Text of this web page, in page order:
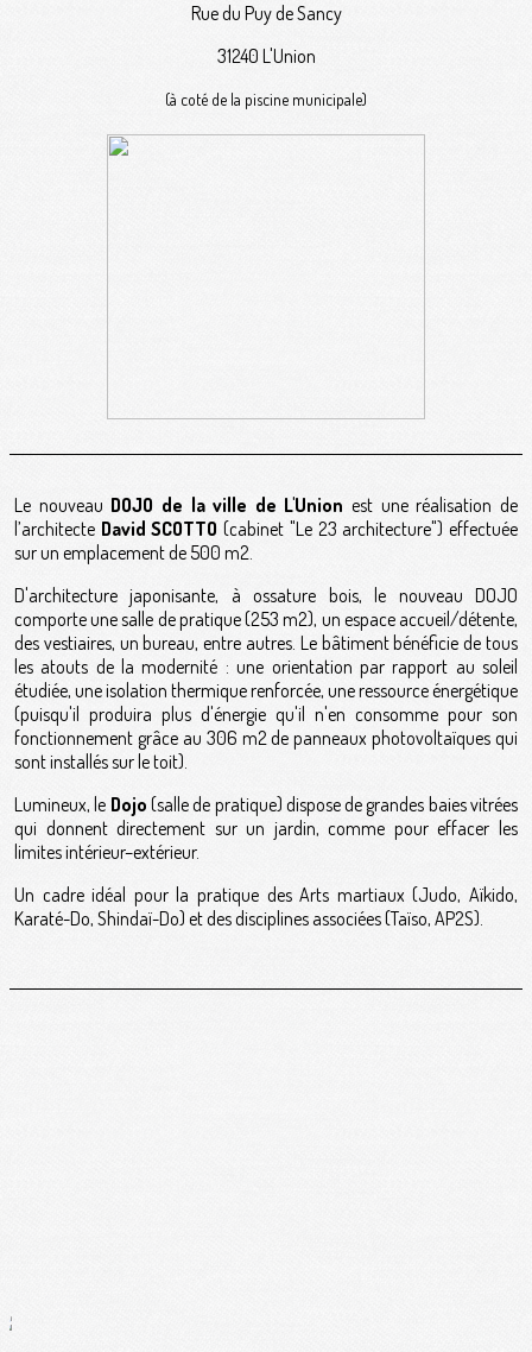
Rue du Puy de Sancy
31240 L'Union
(à coté de la piscine municipale)
Le nouveau DOJO de la ville de L'Union est une réalisation de
l’architecte David SCOTTO (cabinet "Le 23 architecture") effectuée
sur un emplacement de 500 m2.
D'architecture japonisante, à ossature bois, le nouveau DOJO
comporte une salle de pratique (253 m2), un espace accueil/détente,
des vestiaires, un bureau, entre autres. Le bâtiment bénéficie de tous
les atouts de la modernité : une orientation par rapport au soleil
étudiée, une isolation thermique renforcée, une ressource énergétique
(puisqu'il produira plus d'énergie qu'il n'en consomme pour son
fonctionnement grâce au 306 m2 de panneaux photovoltaïques qui
sont installés sur le toit).
Lumineux, le Dojo (salle de pratique) dispose de grandes baies vitrées
qui donnent directement sur un jardin, comme pour effacer les
limites intérieur–extérieur.
Un cadre idéal pour la pratique des Arts martiaux (Judo, Aïkido,
Karaté-Do, Shindaï-Do) et des disciplines associées (Taïso, AP2S).